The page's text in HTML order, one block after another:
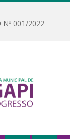
Nº 001/2022